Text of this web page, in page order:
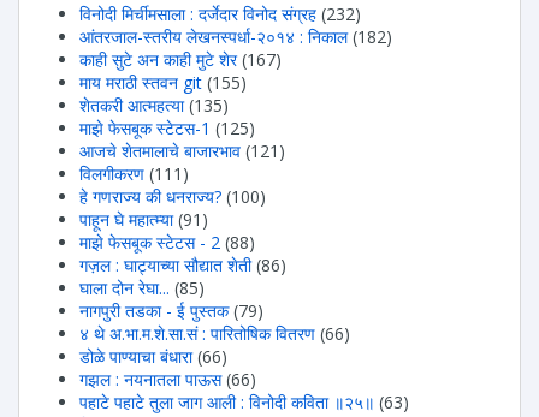
विनोदी मिर्चीमसाला : दर्जेदार विनोद संग्रह (232)
आंतरजाल-स्तरीय लेखनस्पर्धा-२०१४ : निकाल (182)
काही सुटे अन काही मुटे शेर (167)
माय मराठी स्तवन git (155)
शेतकरी आत्महत्या (135)
माझे फेसबूक स्टेटस-1 (125)
आजचे शेतमालाचे बाजारभाव (121)
विलगीकरण (111)
हे गणराज्य की धनराज्य? (100)
पाहून घे महात्म्या (91)
माझे फेसबूक स्टेटस - 2 (88)
गज़ल : घाट्याच्या सौद्यात शेती (86)
घाला दोन रेघा... (85)
नागपुरी तडका - ई पुस्तक (79)
४ थे अ.भा.म.शे.सा.सं : पारितोषिक वितरण (66)
डोळे पाण्याचा बंधारा (66)
गझल : नयनातला पाऊस (66)
पहाटे पहाटे तुला जाग आली : विनोदी कविता ॥२५॥ (63)